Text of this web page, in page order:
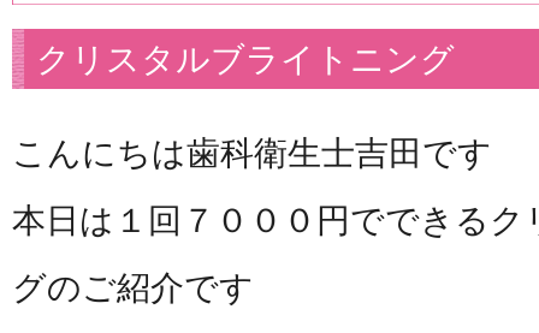
クリスタルブライトニング
こんにちは歯科衛生士吉田です
本日は１回７０００円でできる
グのご紹介です